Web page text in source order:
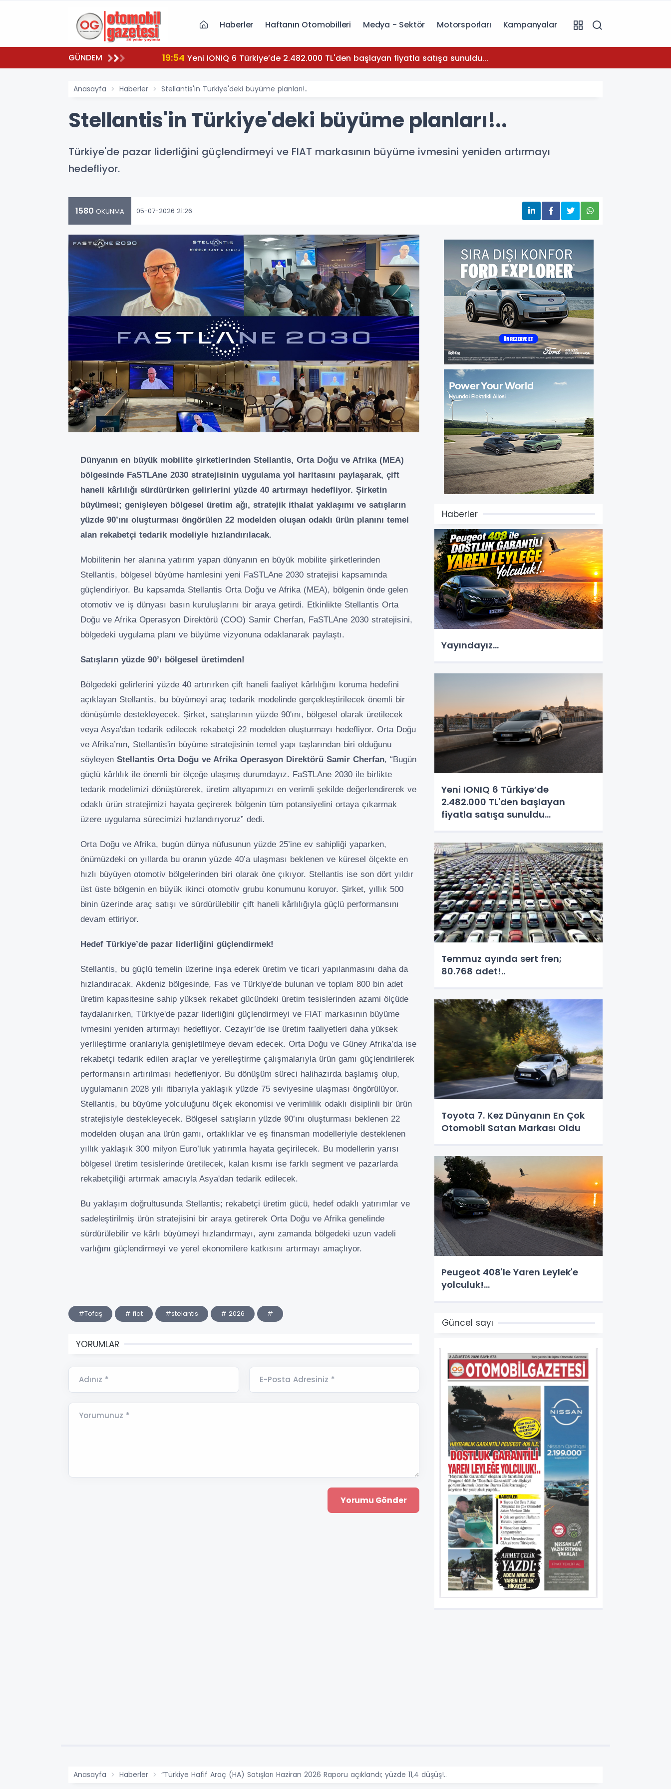
Haberler Haftanın Otomobilleri Medya - Sektör Motorsporları Kampanyalar
GÜNDEM 19:54 Yeni IONIQ 6 Türkiye’de 2.482.000 TL'den başlayan fiyatla satışa sunuldu...
Anasayfa Haberler Stellantis'in Türkiye'deki büyüme planları!..
Stellantis'in Türkiye'deki büyüme planları!..
Türkiye'de pazar liderliğini güçlendirmeyi ve FIAT markasının büyüme ivmesini yeniden artırmayı
hedefliyor.
1580 OKUNMA 05-07-2026 21:26
Dünyanın en büyük mobilite şirketlerinden Stellantis, Orta Doğu ve Afrika (MEA)
bölgesinde FaSTLAne 2030 stratejisinin uygulama yol haritasını paylaşarak, çift
haneli kârlılığı sürdürürken gelirlerini yüzde 40 artırmayı hedefliyor. Şirketin
büyümesi; genişleyen bölgesel üretim ağı, stratejik ithalat yaklaşımı ve satışların
yüzde 90’ını oluşturması öngörülen 22 modelden oluşan odaklı ürün planını temel
alan rekabetçi tedarik modeliyle hızlandırılacak.
Mobilitenin her alanına yatırım yapan dünyanın en büyük mobilite şirketlerinden
Stellantis, bölgesel büyüme hamlesini yeni FaSTLAne 2030 stratejisi kapsamında
güçlendiriyor. Bu kapsamda Stellantis Orta Doğu ve Afrika (MEA), bölgenin önde gelen
otomotiv ve iş dünyası basın kuruluşlarını bir araya getirdi. Etkinlikte Stellantis Orta
Doğu ve Afrika Operasyon Direktörü (COO) Samir Cherfan, FaSTLAne 2030 stratejisini,
bölgedeki uygulama planı ve büyüme vizyonuna odaklanarak paylaştı.
Satışların yüzde 90’ı bölgesel üretimden!
Bölgedeki gelirlerini yüzde 40 artırırken çift haneli faaliyet kârlılığını koruma hedefini
açıklayan Stellantis, bu büyümeyi araç tedarik modelinde gerçekleştirilecek önemli bir
dönüşümle destekleyecek. Şirket, satışlarının yüzde 90'ını, bölgesel olarak üretilecek
veya Asya'dan tedarik edilecek rekabetçi 22 modelden oluşturmayı hedefliyor. Orta Doğu
ve Afrika’nın, Stellantis'in büyüme stratejisinin temel yapı taşlarından biri olduğunu
söyleyen Stellantis Orta Doğu ve Afrika Operasyon Direktörü Samir Cherfan, “Bugün
güçlü kârlılık ile önemli bir ölçeğe ulaşmış durumdayız. FaSTLAne 2030 ile birlikte
tedarik modelimizi dönüştürerek, üretim altyapımızı en verimli şekilde değerlendirerek ve
odaklı ürün stratejimizi hayata geçirerek bölgenin tüm potansiyelini ortaya çıkarmak
üzere uygulama sürecimizi hızlandırıyoruz” dedi.
Orta Doğu ve Afrika, bugün dünya nüfusunun yüzde 25’ine ev sahipliği yaparken,
önümüzdeki on yıllarda bu oranın yüzde 40’a ulaşması beklenen ve küresel ölçekte en
hızlı büyüyen otomotiv bölgelerinden biri olarak öne çıkıyor. Stellantis ise son dört yıldır
üst üste bölgenin en büyük ikinci otomotiv grubu konumunu koruyor. Şirket, yıllık 500
binin üzerinde araç satışı ve sürdürülebilir çift haneli kârlılığıyla güçlü performansını
devam ettiriyor.
Hedef Türkiye’de pazar liderliğini güçlendirmek!
Stellantis, bu güçlü temelin üzerine inşa ederek üretim ve ticari yapılanmasını daha da
hızlandıracak. Akdeniz bölgesinde, Fas ve Türkiye'de bulunan ve toplam 800 bin adet
üretim kapasitesine sahip yüksek rekabet gücündeki üretim tesislerinden azami ölçüde
faydalanırken, Türkiye'de pazar liderliğini güçlendirmeyi ve FIAT markasının büyüme
ivmesini yeniden artırmayı hedefliyor. Cezayir’de ise üretim faaliyetleri daha yüksek
yerlileştirme oranlarıyla genişletilmeye devam edecek. Orta Doğu ve Güney Afrika’da ise
rekabetçi tedarik edilen araçlar ve yerelleştirme çalışmalarıyla ürün gamı güçlendirilerek
performansın artırılması hedefleniyor. Bu dönüşüm süreci halihazırda başlamış olup,
uygulamanın 2028 yılı itibarıyla yaklaşık yüzde 75 seviyesine ulaşması öngörülüyor.
Stellantis, bu büyüme yolculuğunu ölçek ekonomisi ve verimlilik odaklı disiplinli bir ürün
stratejisiyle destekleyecek. Bölgesel satışların yüzde 90’ını oluşturması beklenen 22
modelden oluşan ana ürün gamı, ortaklıklar ve eş finansman modelleriyle desteklenen
yıllık yaklaşık 300 milyon Euro’luk yatırımla hayata geçirilecek. Bu modellerin yarısı
bölgesel üretim tesislerinde üretilecek, kalan kısmı ise farklı segment ve pazarlarda
rekabetçiliği artırmak amacıyla Asya'dan tedarik edilecek.
Bu yaklaşım doğrultusunda Stellantis; rekabetçi üretim gücü, hedef odaklı yatırımlar ve
sadeleştirilmiş ürün stratejisini bir araya getirerek Orta Doğu ve Afrika genelinde
sürdürülebilir ve kârlı büyümeyi hızlandırmayı, aynı zamanda bölgedeki uzun vadeli
varlığını güçlendirmeyi ve yerel ekonomilere katkısını artırmayı amaçlıyor.
#Tofaş # fiat #stelantis # 2026 #
YORUMLAR
Adınız * E-Posta Adresiniz *
Yorumunuz *
Haberler
Yayındayız...
Yeni IONIQ 6 Türkiye’de
2.482.000 TL'den başlayan
fiyatla satışa sunuldu...
Temmuz ayında sert fren;
80.768 adet!..
Toyota 7. Kez Dünyanın En Çok
Otomobil Satan Markası Oldu
Peugeot 408'le Yaren Leylek'e
yolculuk!...
Güncel sayı
Anasayfa Haberler “Türkiye Hafif Araç (HA) Satışları Haziran 2026 Raporu açıklandı; yüzde 11,4 düşüş!..